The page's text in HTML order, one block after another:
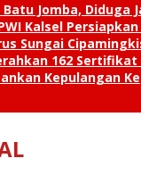
Jomba, Diduga
Kalsel
Sungai
162 Sertifikat
Kepulangan